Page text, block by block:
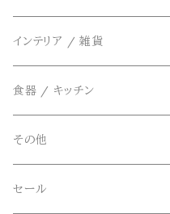
THE FLAVOR DESIGN(ザ フ
FOB FACTORY(エフオービー
Four Seasons Garage(FSG)
freewaters(フリーウォーター
アクセサリー
インテリア / 雑貨
食器 / キッチン
その他
セール